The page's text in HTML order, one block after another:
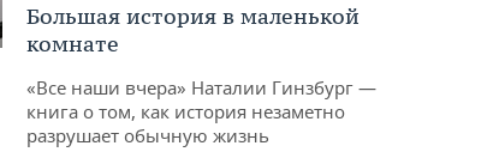
Большая история в маленькой
комнате
«Все наши вчера» Наталии Гинзбург —
книга о том, как история незаметно
разрушает обычную жизнь